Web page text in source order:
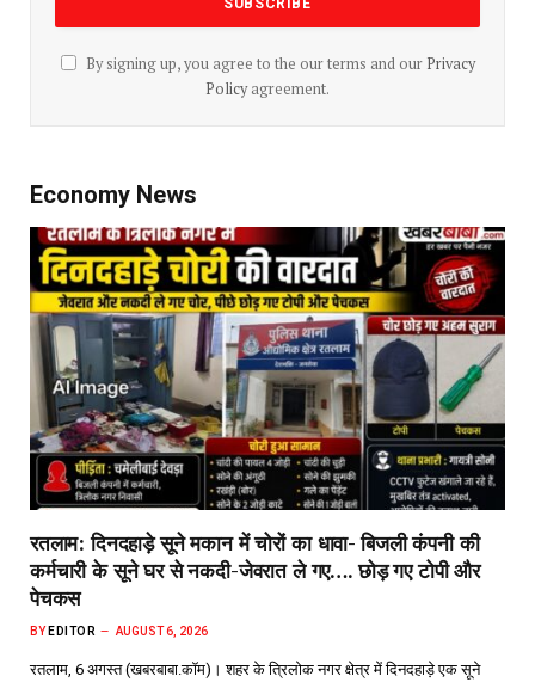
By signing up, you agree to the our terms and our Privacy
Policyagreement.
Economy News
रतलाम: दिनदहाड़े सूने मकान में चोरों का धावा- बिजली कंपनी की
कर्मचारी के सूने घर से नकदी-जेवरात ले गए…. छोड़ गए टोपी और
पेचकस
BY EDITOR AUGUST 6, 2026
रतलाम, 6 अगस्त (खबरबाबा.कॉम)। शहर के त्रिलोक नगर क्षेत्र में दिनदहाड़े एक सूने